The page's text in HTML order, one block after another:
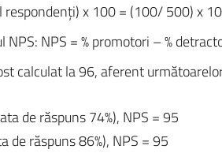
x 100 = (100/ 500) x
NPS = % promotori – %
calculat la 96, aferent
de răspuns 74%), NPS = 95
de răspuns 86%), NPS = 95